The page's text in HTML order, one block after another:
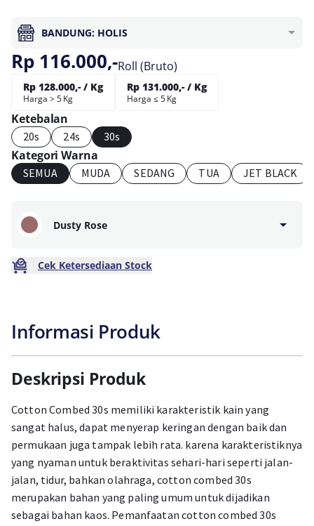
BANDUNG: HOLIS
Rp 116.000,-Roll (Bruto)
Rp 128.000,- / Kg
Harga > 5 Kg
Rp 131.000,- / Kg
Harga ≤ 5 Kg
Ketebalan
20s 24s 30s
Kategori Warna
SEMUA MUDA SEDANG TUA JET BLACK
Dusty Rose
Cek Ketersediaan Stock
Informasi Produk
Deskripsi Produk
Cotton Combed 30s memiliki karakteristik kain yang
sangat halus, dapat menyerap keringan dengan baik dan
permukaan juga tampak lebih rata. karena karakteristiknya
yang nyaman untuk beraktivitas sehari-hari seperti jalan-
jalan, tidur, bahkan olahraga, cotton combed 30s
merupakan bahan yang paling umum untuk dijadikan
sebagai bahan kaos. Pemanfaatan cotton combed 30s